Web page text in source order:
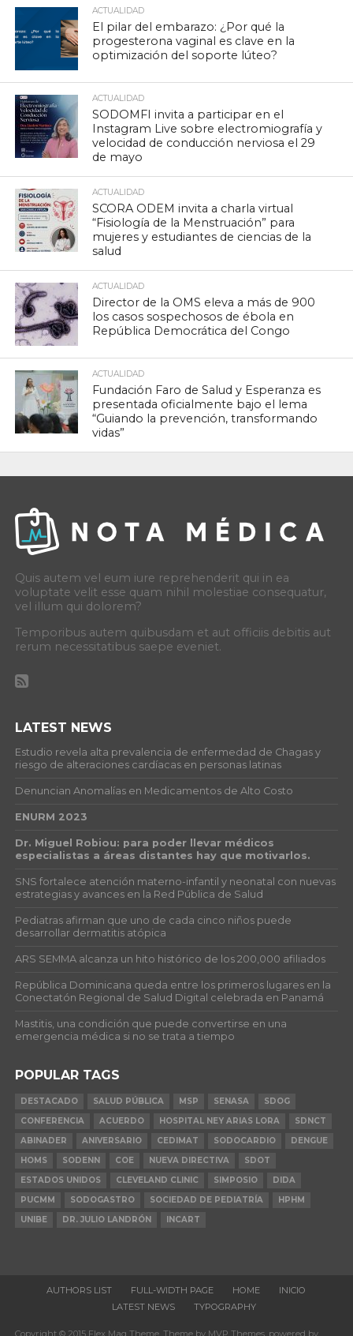
ACTUALIDAD
El pilar del embarazo: ¿Por qué la
progesterona vaginal es clave en la
optimización del soporte lúteo?
ACTUALIDAD
SODOMFI invita a participar en el
Instagram Live sobre electromiografía y
velocidad de conducción nerviosa el 29
de mayo
ACTUALIDAD
SCORA ODEM invita a charla virtual
“Fisiología de la Menstruación” para
mujeres y estudiantes de ciencias de la
salud
ACTUALIDAD
Director de la OMS eleva a más de 900
los casos sospechosos de ébola en
República Democrática del Congo
ACTUALIDAD
Fundación Faro de Salud y Esperanza es
presentada oficialmente bajo el lema
“Guiando la prevención, transformando
vidas”
Quis autem vel eum iure reprehenderit qui in ea
voluptate velit esse quam nihil molestiae consequatur,
vel illum qui dolorem?
Temporibus autem quibusdam et aut officiis debitis aut
rerum necessitatibus saepe eveniet.
LATEST NEWS
Estudio revela alta prevalencia de enfermedad de Chagas y
riesgo de alteraciones cardíacas en personas latinas
Denuncian Anomalías en Medicamentos de Alto Costo
ENURM 2023
Dr. Miguel Robiou: para poder llevar médicos
especialistas a áreas distantes hay que motivarlos.
SNS fortalece atención materno-infantil y neonatal con nuevas
estrategias y avances en la Red Pública de Salud
Pediatras afirman que uno de cada cinco niños puede
desarrollar dermatitis atópica
ARS SEMMA alcanza un hito histórico de los 200,000 afiliados
República Dominicana queda entre los primeros lugares en la
Conectatón Regional de Salud Digital celebrada en Panamá
Mastitis, una condición que puede convertirse en una
emergencia médica si no se trata a tiempo
POPULAR TAGS
DESTACADO SALUD PÚBLICA MSP SENASA
SDOG
CONFERENCIA
ACUERDO HOSPITAL NEY ARIAS LORA
SDNCT
ABINADER
ANIVERSARIO CEDIMAT SODOCARDIO
DENGUE
HOMS
SODENN COE NUEVA DIRECTIVA
SDOT
ESTADOS UNIDOS
CLEVELAND CLINIC SIMPOSIO
DIDA
PUCMM
SODOGASTRO SOCIEDAD DE PEDIATRÍA
HPHM
UNIBE
DR. JULIO LANDRÓN INCART
AUTHORS LIST FULL-WIDTH PAGE HOME
INICIO
LATEST NEWS
TYPOGRAPHY